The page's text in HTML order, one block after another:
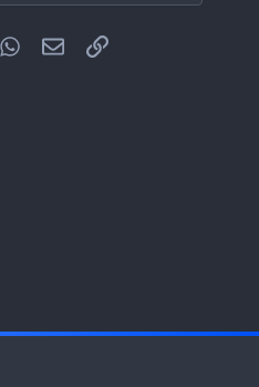
WhatsApp
E-mailПосилання